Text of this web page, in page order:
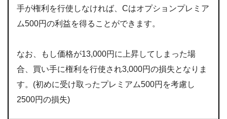
手が権利を行使しなければ、Cはオプションプレミア
ム500円の利益を得ることができます。
なお、もし価格が13,000円に上昇してしまった場
合、買い手に権利を行使され3,000円の損失となりま
す。(初めに受け取ったプレミアム500円を考慮し
2500円の損失)